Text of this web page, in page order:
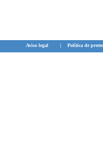
Aviso legal | Política de